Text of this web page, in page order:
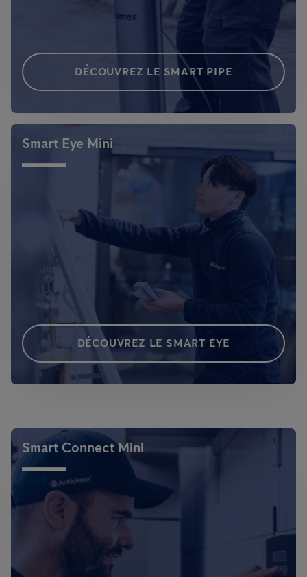
DÉCOUVREZ LE SMART PIPE
Smart Eye Mini
DÉCOUVREZ LE SMART EYE
Smart Connect Mini